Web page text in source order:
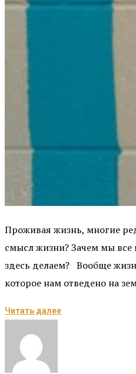
Проживая жизнь, многие
смысл жизни? Зачем мы все
здесь делаем? Вообще
которое нам отведено на
Читать далее